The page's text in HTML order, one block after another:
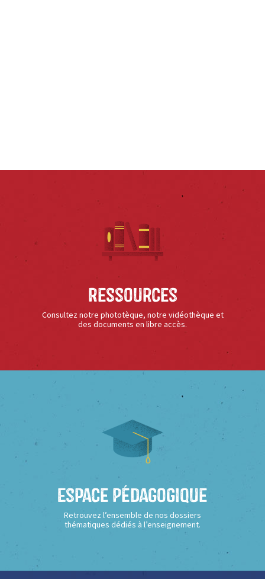
Ressources
Consultez notre phototèque, notre vidéothèque et
des documents en libre accès.
Espace Pédagogique
Retrouvez l’ensemble de nos dossiers
thématiques dédiés à l’enseignement.